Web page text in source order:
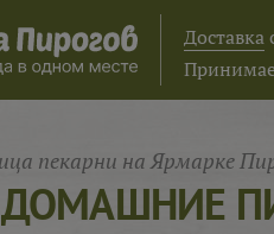
Доставка
пекарни на Ярмарке